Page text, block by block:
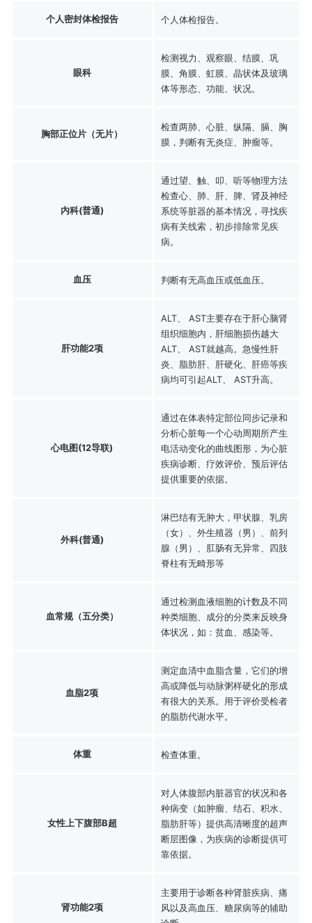
个人密封体检报告 个人体检报告。
眼科
检测视力、观察眼、结膜、巩
膜、角膜、虹膜、晶状体及玻璃
体等形态、功能、状况。
胸部正位片（无片）
检查两肺、心脏、纵隔、膈、胸
膜，判断有无炎症、肿瘤等。
内科(普通)
通过望、触、叩、听等物理方法
检查心、肺、肝、脾、肾及神经
系统等脏器的基本情况，寻找疾
病有关线索，初步排除常见疾
病。
血压 判断有无高血压或低血压。
肝功能2项
ALT、 AST主要存在于肝心脑肾
组织细胞内，肝细胞损伤越大
ALT、 AST就越高。急慢性肝
炎、脂肪肝、肝硬化、肝癌等疾
病均可引起ALT、 AST升高。
心电图(12导联)
通过在体表特定部位同步记录和
分析心脏每一个心动周期所产生
电活动变化的曲线图形，为心脏
疾病诊断、疗效评价、预后评估
提供重要的依据。
外科(普通)
淋巴结有无肿大，甲状腺、乳房
（女）、外生殖器（男）、前列
腺（男）、肛肠有无异常、四肢
脊柱有无畸形等
血常规（五分类）
通过检测血液细胞的计数及不同
种类细胞、成分的分类来反映身
体状况，如：贫血、感染等。
血脂2项
测定血清中血脂含量，它们的增
高或降低与动脉粥样硬化的形成
有很大的关系。用于评价受检者
的脂肪代谢水平。
体重 检查体重。
女性上下腹部B超
对人体腹部内脏器官的状况和各
种病变（如肿瘤、结石、积水、
脂肪肝等）提供高清晰度的超声
断层图像，为疾病的诊断提供可
靠依据。
肾功能2项
主要用于诊断各种肾脏疾病、痛
风以及高血压、糖尿病等的辅助